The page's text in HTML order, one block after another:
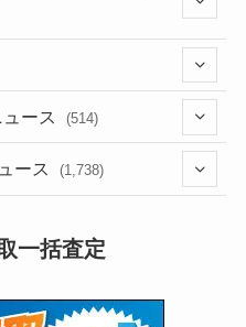
(2,473)
(249)
(16)
(166)
ース (514)
(132)
(171)
(118)
ース (1,738)
一括査定